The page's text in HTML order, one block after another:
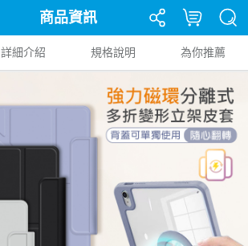
商品資訊
詳細介紹 規格說明 為你推薦